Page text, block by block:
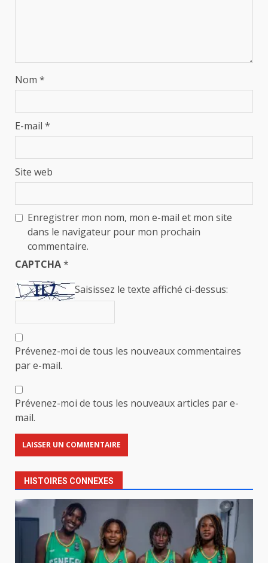
Nom *
E-mail *
Site web
Enregistrer mon nom, mon e-mail et mon site
dans le navigateur pour mon prochain
commentaire.
CAPTCHA*
Saisissez le texte affiché ci-dessus:
Prévenez-moi de tous les nouveaux commentaires
par e-mail.
Prévenez-moi de tous les nouveaux articles par e-
mail.
HISTOIRES CONNEXES